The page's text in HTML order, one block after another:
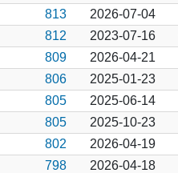
813 2026-07-04
812 2023-07-16
809 2026-04-21
806 2025-01-23
805 2025-06-14
805 2025-10-23
802 2026-04-19
798 2026-04-18